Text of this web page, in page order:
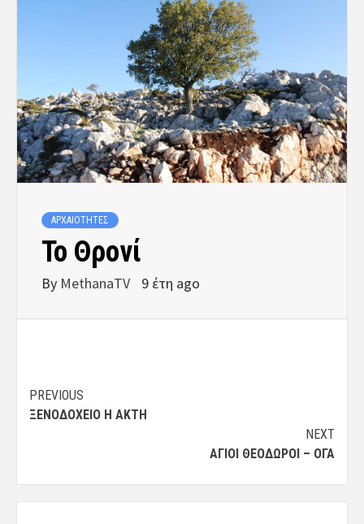
ΑΡΧΑΙΟΤΗΤΕΣ
Το Θρονί
By MethanaTV 9 έτη ago
Post
navigation
PREVIOUS
ΞΕΝΟΔΟΧΕΊΟ Η ΑΚΤΗ
NEXT
ΆΓΙΟΙ ΘΕΌΔΩΡΟΙ – ΟΓΆ